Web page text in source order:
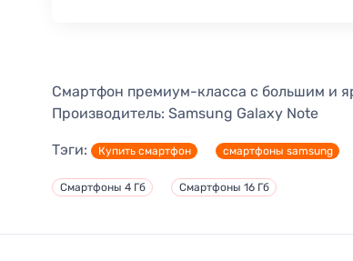
Смартфон премиум-класса с большим и
Производитель: Samsung Galaxy Note
Тэги: Купить смартфон смартфоны samsung
Смартфоны 4 Гб Смартфоны 16 Гб